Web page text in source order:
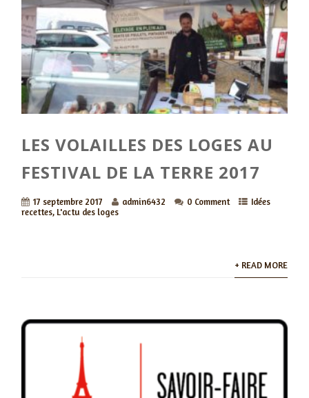
LES VOLAILLES DES LOGES AU
FESTIVAL DE LA TERRE 2017
17 septembre 2017 admin6432 0 Comment
Idées
recettes, L'actu des loges
+ READ MORE